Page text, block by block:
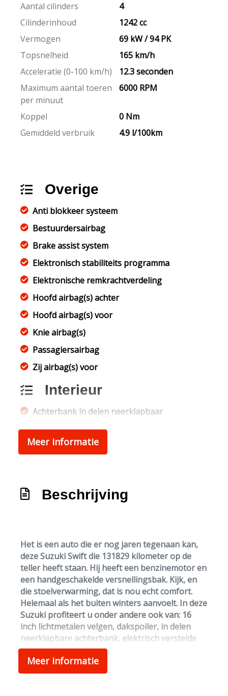
Aantal cilinders
4
Cilinderinhoud
1242 cc
Vermogen
69 kW / 94 PK
Topsnelheid
165 km/h
Acceleratie (0-100 km/h)
12.3 seconden
Maximum aantal toeren
per minuut
6000 RPM
Koppel
0 Nm
Gemiddeld verbruik
4.9 l/100km
Overige
Anti blokkeer systeem
Bestuurdersairbag
Brake assist system
Elektronisch stabiliteits programma
Elektronische remkrachtverdeling
Hoofd airbag(s) achter
Hoofd airbag(s) voor
Knie airbag(s)
Passagiersairbag
Zij airbag(s) voor
Interieur
Achterbank in delen neerklapbaar
Airco
Elektrische ramen voor
Voorstoelen verwarmd
Buitenspiegels elektrisch verstel- en
verwarmbaar
Centrale vergrendeling met
afstandsbediening
Dakspoiler
Metaalkleur
Meer informatie
Beschrijving
Het is een auto die er nog jaren tegenaan kan,
deze Suzuki Swift die 131829 kilometer op de
teller heeft staan. Hij heeft een benzinemotor en
een handgeschakelde versnellingsbak. Kijk, en
die stoelverwarming, dat is nou echt comfort.
Helemaal als het buiten winters aanvoelt. In deze
Suzuki profiteert u onder andere ook van: 16
inch lichtmetalen velgen, dakspoiler, in delen
neerklapbare achterbank, elektrisch verstelde
en verwarmde buitenspiegels, elektrisch
bedienbare ramen voor en metallic lak.
Meer informatie